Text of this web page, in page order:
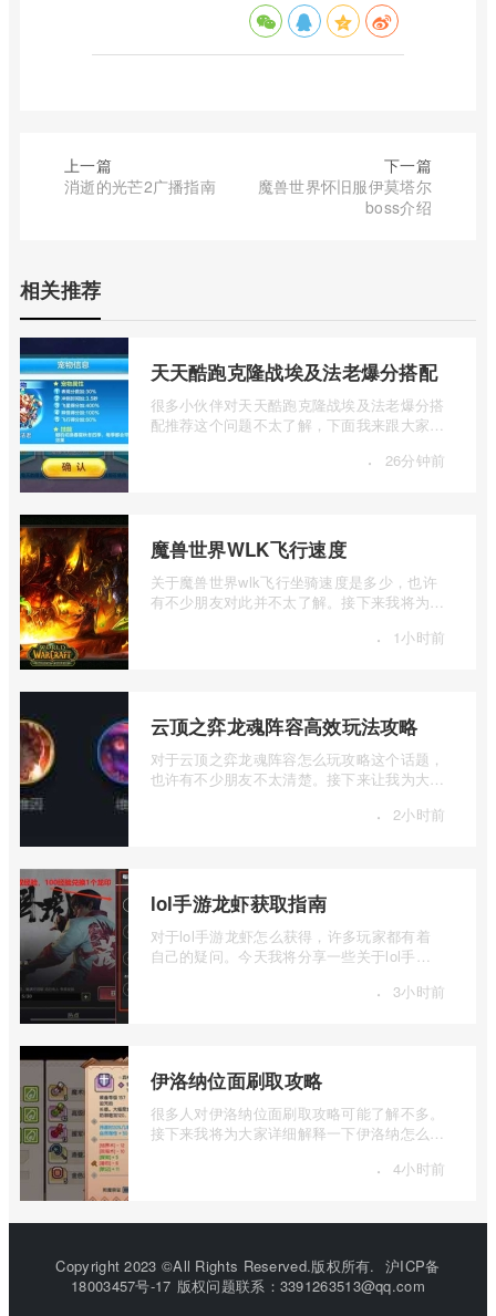
上一篇
消逝的光芒2广播指南
下一篇
魔兽世界怀旧服伊莫塔尔
boss介绍
相关推荐
天天酷跑克隆战埃及法老爆分搭配
很多小伙伴对天天酷跑克隆战埃及法老爆分搭
配推荐这个问题不太了解，下面我来跟大家介
· 26分钟前
魔兽世界WLK飞行速度
关于魔兽世界wlk飞行坐骑速度是多少，也许
有不少朋友对此并不太了解。接下来我将为大
· 1小时前
云顶之弈龙魂阵容高效玩法攻略
对于云顶之弈龙魂阵容怎么玩攻略这个话题，
也许有不少朋友不太清楚。接下来让我为大家
· 2小时前
lol手游龙虾获取指南
对于lol手游龙虾怎么获得，许多玩家都有着
自己的疑问。今天我将分享一些关于lol手游
· 3小时前
伊洛纳位面刷取攻略
很多人对伊洛纳位面刷取攻略可能了解不多。
接下来我将为大家详细解释一下伊洛纳怎么刷
· 4小时前
Copyright 2023 ©All Rights Reserved.版权所有. 沪ICP备
18003457号-17 版权问题联系：3391263513@qq.com